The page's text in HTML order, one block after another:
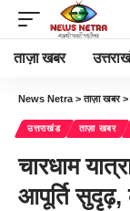
ताज़ा खबर
News Netra >ताज़ा खबर>
उत्तराखंड ताज़ा खबर
चारधाम
आपूर्ति सुदृढ़,